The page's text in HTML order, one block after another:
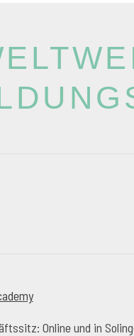
Online und in